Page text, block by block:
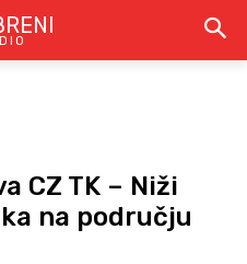
CZ TK – Niži
na području